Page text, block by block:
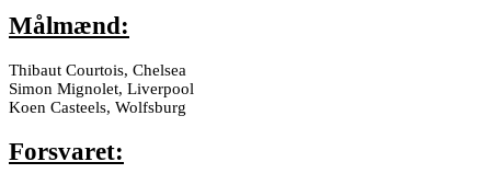
Målmænd:
Thibaut Courtois, Chelsea
Simon Mignolet, Liverpool
Koen Casteels, Wolfsburg
Forsvaret: